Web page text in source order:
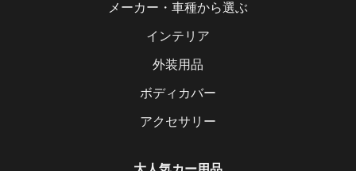
メーカー・車種から選ぶ
インテリア
外装用品
ボディカバー
アクセサリー